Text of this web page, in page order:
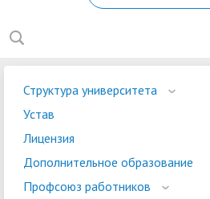
Структура университета
Устав
Лицензия
Дополнительное образование
Профсоюз работников